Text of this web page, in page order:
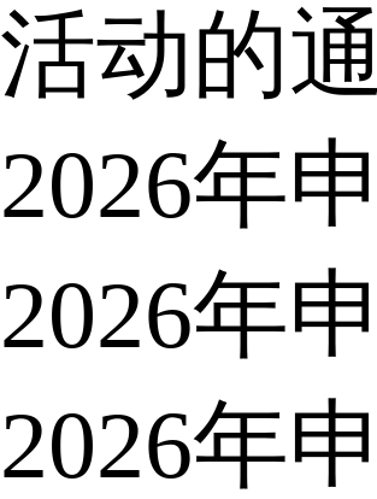
活动的
2026年
2026年
2026年